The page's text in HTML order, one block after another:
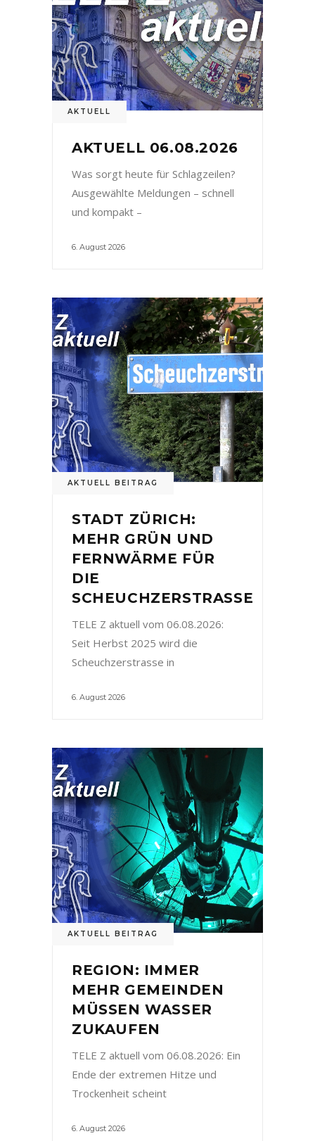
AKTUELL
AKTUELL 06.08.2026
Was sorgt heute für Schlagzeilen?
Ausgewählte Meldungen – schnell
und kompakt –
6. August 2026
AKTUELL BEITRAG
STADT ZÜRICH:
MEHR GRÜN UND
FERNWÄRME FÜR
DIE
SCHEUCHZERSTRASSE
TELE Z aktuell vom 06.08.2026:
Seit Herbst 2025 wird die
Scheuchzerstrasse in
6. August 2026
AKTUELL BEITRAG
REGION: IMMER
MEHR GEMEINDEN
MÜSSEN WASSER
ZUKAUFEN
TELE Z aktuell vom 06.08.2026: Ein
Ende der extremen Hitze und
Trockenheit scheint
6. August 2026